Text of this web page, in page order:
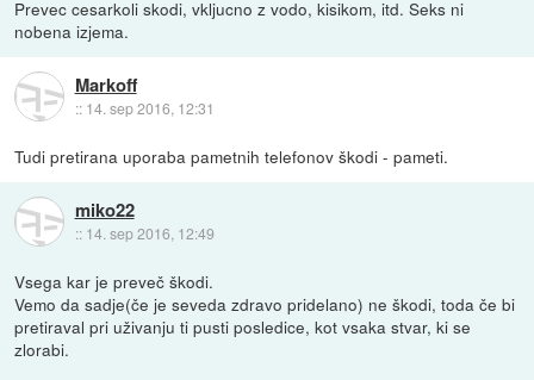
Prevec cesarkoli skodi, vkljucno z vodo, kisikom, itd. Seks ni
nobena izjema.
Markoff
:: 14. sep 2016, 12:31
Tudi pretirana uporaba pametnih telefonov škodi - pameti.
miko22
:: 14. sep 2016, 12:49
Vsega kar je preveč škodi.
Vemo da sadje(če je seveda zdravo pridelano) ne škodi, toda če bi
pretiraval pri uživanju ti pusti posledice, kot vsaka stvar, ki se
zlorabi.